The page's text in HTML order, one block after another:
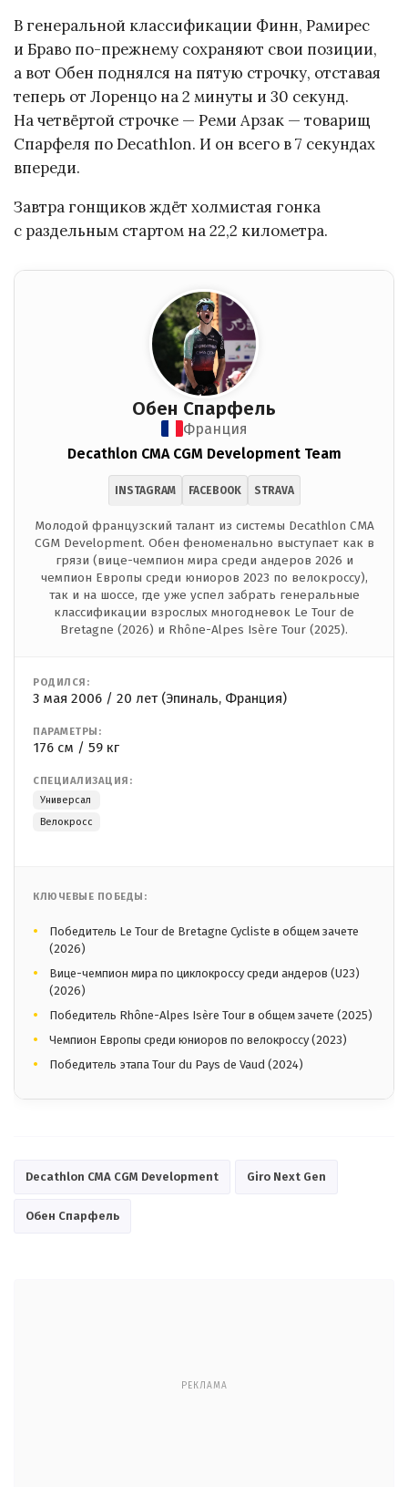
В генеральной классификации Финн, Рамирес
и Браво по-прежнему сохраняют свои позиции,
а вот Обен поднялся на пятую строчку, отставая
теперь от Лоренцо на 2 минуты и 30 секунд.
На четвёртой строчке — Реми Арзак — товарищ
Спарфеля по Decathlon. И он всего в 7 секундах
впереди.
Завтра гонщиков ждёт холмистая гонка
с раздельным стартом на 22,2 километра.
Обен Спарфель
Франция
Decathlon CMA CGM Development Team
INSTAGRAM FACEBOOK STRAVA
Молодой французский талант из системы Decathlon CMA
CGM Development. Обен феноменально выступает как в
грязи (вице-чемпион мира среди андеров 2026 и
чемпион Европы среди юниоров 2023 по велокроссу),
так и на шоссе, где уже успел забрать генеральные
классификации взрослых многодневок Le Tour de
Bretagne (2026) и Rhône-Alpes Isère Tour (2025).
РОДИЛСЯ:
3 мая 2006 / 20 лет (Эпиналь, Франция)
ПАРАМЕТРЫ:
176 см / 59 кг
СПЕЦИАЛИЗАЦИЯ:
Универсал
Велокросс
КЛЮЧЕВЫЕ ПОБЕДЫ:
Победитель Le Tour de Bretagne Cycliste в общем зачете
(2026)
Вице-чемпион мира по циклокроссу среди андеров (U23)
(2026)
Победитель Rhône-Alpes Isère Tour в общем зачете (2025)
Чемпион Европы среди юниоров по велокроссу (2023)
Победитель этапа Tour du Pays de Vaud (2024)
Decathlon CMA CGM Development Giro Next Gen
Обен Спарфель
РЕКЛАМА